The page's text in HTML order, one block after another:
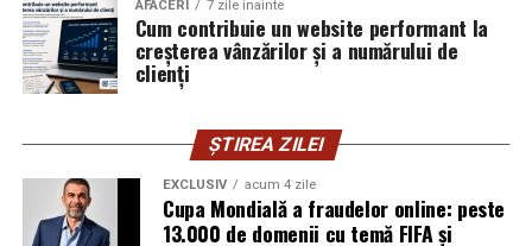
publică este, pentru clientele ei, primul semn că brandul
ei e real.
antreprenori care vor să ia decizii mai aliniate cu ce sunt
ei cu adevărat. Alege să fie vizibilă pentru că domeniul ei
câștigă credibilitate prin oameni, nu prin concepte.
AFACERI 7 zile inainte
Cum contribuie un website performant la
creșterea vânzărilor și a numărului de
clienți
ȘTIREA ZILEI
EXCLUSIV acum 4 zile
Cupa Mondială a fraudelor online: peste
13.000 de domenii cu temă FIFA și